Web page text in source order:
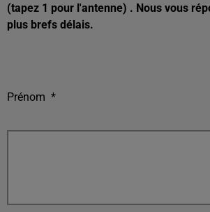
(tapez 1 pour l'antenne) . Nous vous
plus brefs délais.
Prénom *